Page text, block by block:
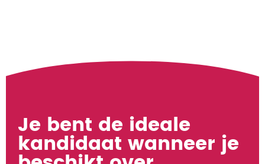
Je bent de ideale
kandidaat wanneer je